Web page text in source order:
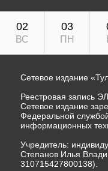
02
ВС
03
ПН
Сетевое издание
Реестровая запись
Сетевое издание
Федеральной
информационных
Учредитель:
Степанов Илья
310715427800138).